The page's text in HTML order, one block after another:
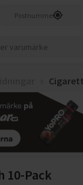
10-Pack